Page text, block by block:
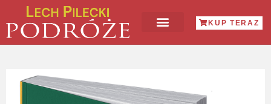
KUP TERAZ